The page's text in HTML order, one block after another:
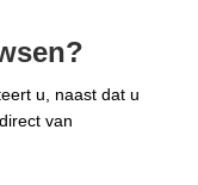
u, naast dat u
van